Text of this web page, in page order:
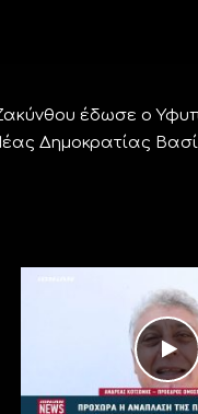
Ζακύνθου έδωσε ο
Δημοκρατίας